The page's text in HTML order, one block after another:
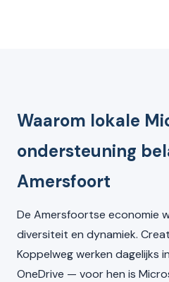
Waarom lokale
ondersteuning
Amersfoort
De Amersfoortse economie
diversiteit en dynamiek.
Koppelweg werken dagelijks
OneDrive — voor hen is